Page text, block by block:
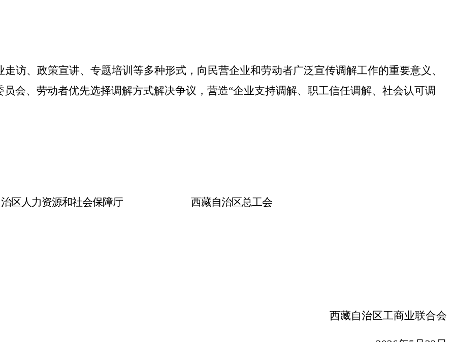
访、政策宣讲、专题培训等多种形式，向民营企业和劳动者广泛宣传调解工作的重要意义、
会、劳动者优先选择调解方式解决争议，营造“企业支持调解、职工信任调解、社会认可调
区人力资源和社会保障厅 西藏自治区总工会
西藏自治区工商业联合会